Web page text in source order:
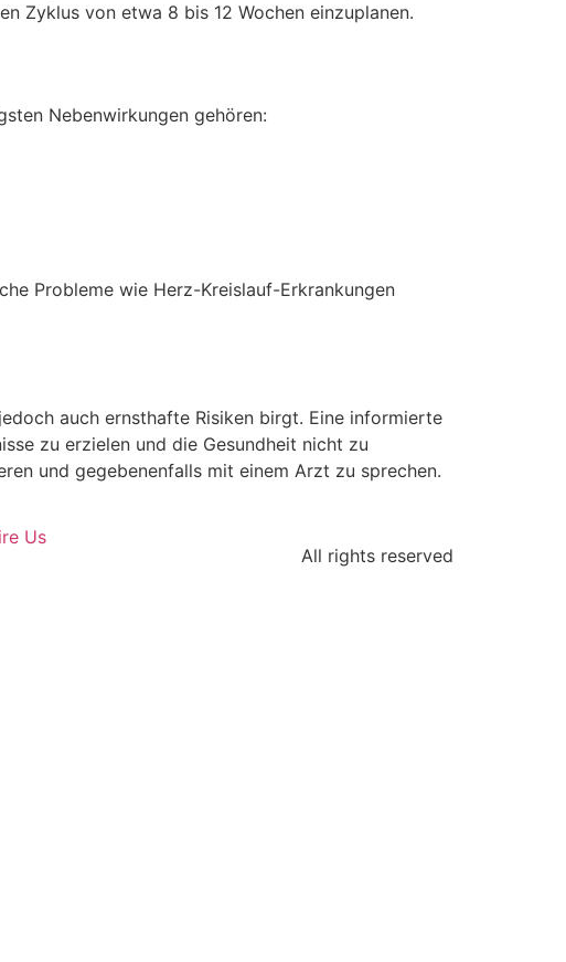
Zyklus von etwa 8 bis 12 Wochen einzuplanen.
Nebenwirkungen gehören:
Probleme wie Herz-Kreislauf-Erkrankungen
auch ernsthafte Risiken birgt. Eine informierte
zu erzielen und die Gesundheit nicht zu
und gegebenenfalls mit einem Arzt zu sprechen.
Us
All rights reserved